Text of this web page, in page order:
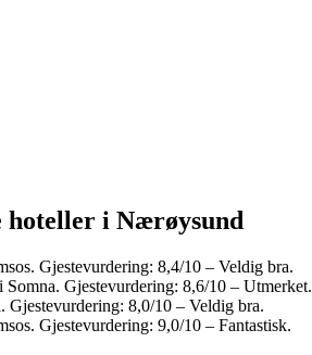
i Nærøysund
Gjestevurdering: 8,4/10 – Veldig bra.
Gjestevurdering: 8,6/10 – Utmerket.
8,0/10 – Veldig bra.
Gjestevurdering: 9,0/10 – Fantastisk.